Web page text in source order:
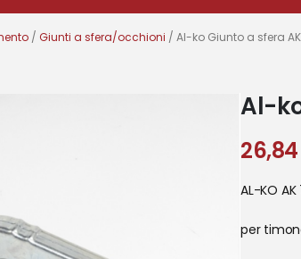
/ Giunti a sfera/occhioni / Al-ko Giunto a sfera AK
Al-
26,84
AL-KO
per